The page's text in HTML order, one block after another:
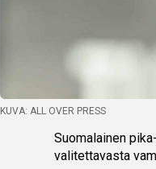
KUVA: ALL OVER PRESS
Suomalainen
valitettavasta